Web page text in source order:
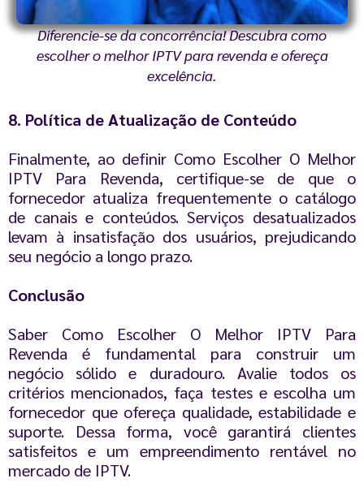
Diferencie-se da concorrência! Descubra como
escolher o melhor IPTV para revenda e ofereça
excelência.
8. Política de Atualização de Conteúdo
Finalmente, ao definir Como Escolher O Melhor
IPTV Para Revenda, certifique-se de que o
fornecedor atualiza frequentemente o catálogo
de canais e conteúdos. Serviços desatualizados
levam à insatisfação dos usuários, prejudicando
seu negócio a longo prazo.
Conclusão
Saber Como Escolher O Melhor IPTV Para
Revenda é fundamental para construir um
negócio sólido e duradouro. Avalie todos os
critérios mencionados, faça testes e escolha um
fornecedor que ofereça qualidade, estabilidade e
suporte. Dessa forma, você garantirá clientes
satisfeitos e um empreendimento rentável no
mercado de IPTV.